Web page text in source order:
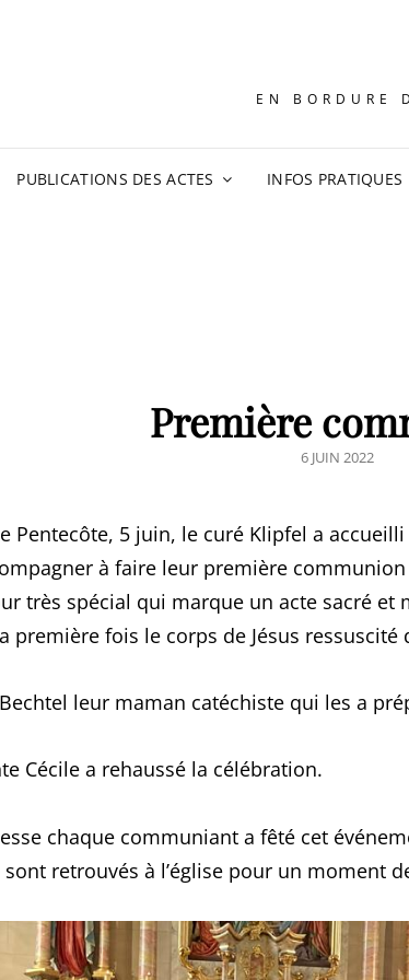
EN BORDURE
PUBLICATIONS DES ACTES INFOS PRATIQUES
Première
POSTED
6 JUIN 2022
Pentecôte, 5 juin, le curé Klipfel a
à faire leur première
très spécial qui marque un acte sacré et
première fois le corps de Jésus
Bechtel leur maman catéchiste qui les a
Cécile a rehaussé la célébration.
chaque communiant a fêté cet
sont retrouvés à l’église pour un moment